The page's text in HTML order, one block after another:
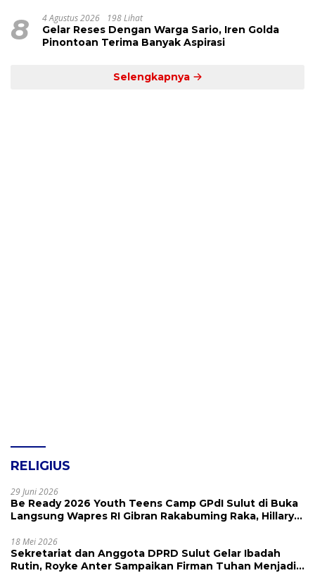
8 4 Agustus 2026 198 Lihat
Gelar Reses Dengan Warga Sario, Iren Golda
Pinontoan Terima Banyak Aspirasi
Selengkapnya
RELIGIUS
29 Juni 2026
Be Ready 2026 Youth Teens Camp GPdI Sulut di Buka
Langsung Wapres RI Gibran Rakabuming Raka, Hillary
18 Mei 2026
Sekretariat dan Anggota DPRD Sulut Gelar Ibadah
Rutin, Royke Anter Sampaikan Firman Tuhan Menjadi